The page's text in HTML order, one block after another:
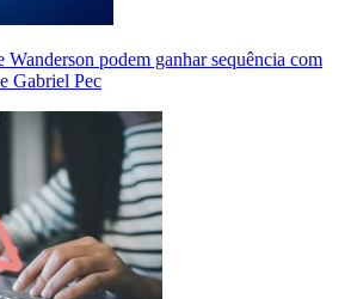
podem ganhar sequência com
Gabriel Pec